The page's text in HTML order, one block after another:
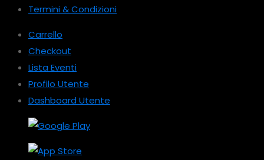
Termini & Condizioni
Carrello
Checkout
Lista Eventi
Profilo Utente
Dashboard Utente